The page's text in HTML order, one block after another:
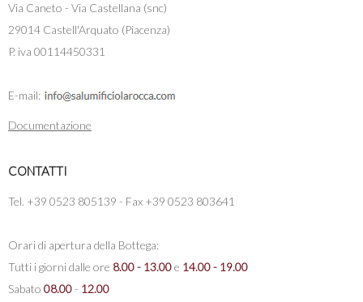
Via Caneto - Via Castellana (snc)
29014 Castell'Arquato (Piacenza)
P. iva 00114450331
E-mail:
Documentazione
CONTATTI
Tel. +39 0523 805139 - Fax +39 0523 803641
Orari di apertura della Bottega:
Tutti i giorni dalle ore 8.00 - 13.00e 14.00 - 19.00
Sabato 08.00- 12.00